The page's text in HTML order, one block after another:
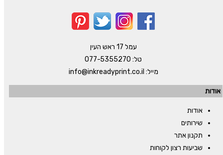
עמל 17 ראש העין
טל: 077-5355270
מייל: info@inkreadyprint.co.il
אודות
אודות
שירותים
תקנון אתר
שביעות רצון לקוחות